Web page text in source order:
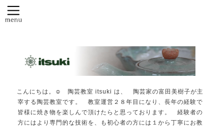
こんにちは。☺️ 陶芸教室 itsuki は、 陶芸家の富田美樹子が主
宰する陶芸教室です。 教室運営２８年目になり、長年の経験で
皆様に焼き物を楽しんで頂けたらと思っております。 経験者の
方にはより専門的な技術を、も初心者の方には１から丁寧にお教